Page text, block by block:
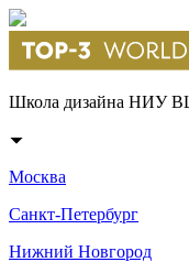
Школа дизайна НИУ
Москва
Санкт-Петербург
Нижний Новгород